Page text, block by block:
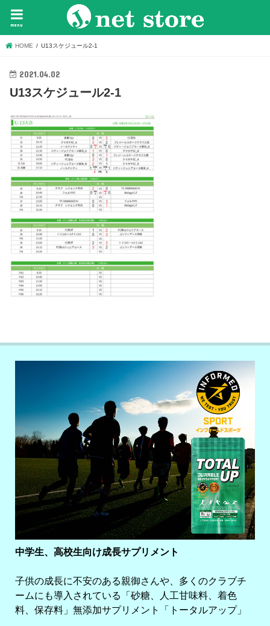
menu
HOME U13スケジュール2-1
2021.04.02
U13スケジュール2-1
中学生、高校生向け成長サプリメント
子供の成長に不安のある親御さんや、多くのクラブチ
ームにも導入されている「砂糖、人工甘味料、着色
料、保存料」無添加サプリメント「トータルアップ」